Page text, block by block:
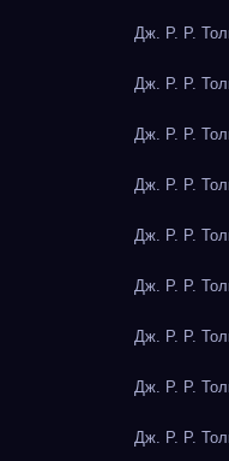
Дж. Р. Р.
Дж. Р. Р.
Дж. Р. Р.
Дж. Р. Р.
Дж. Р. Р.
Дж. Р. Р.
Дж. Р. Р.
Дж. Р. Р.
Дж. Р. Р.